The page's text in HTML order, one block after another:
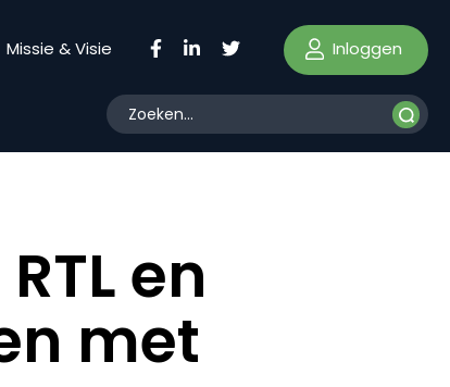
Missie & Visie Inloggen
en
met